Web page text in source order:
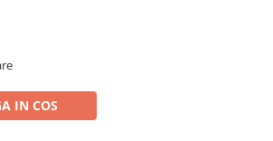
IN COS